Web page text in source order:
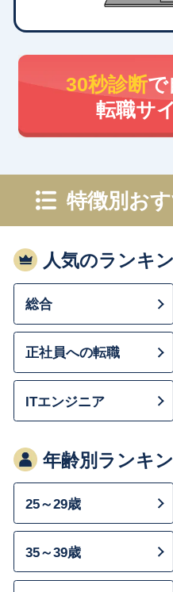
30秒診断で
転職サ
特徴別お
人気のランキ
総合
正社員への転職
ITエンジニア
年齢別ランキ
25～29歳
35～39歳